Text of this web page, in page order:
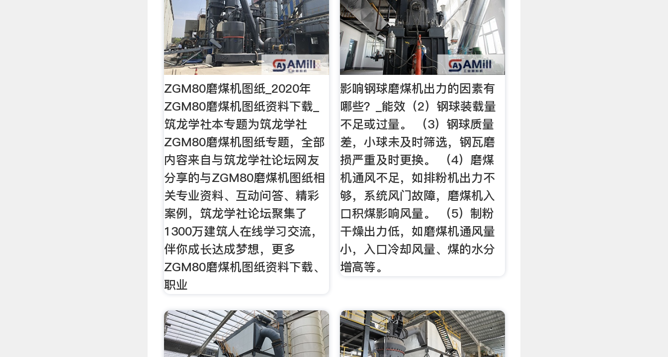
ZGM80磨煤机图纸_2020年
ZGM80磨煤机图纸资料下载_
筑龙学社本专题为筑龙学社
ZGM80磨煤机图纸专题，全部
内容来自与筑龙学社论坛网友
分享的与ZGM80磨煤机图纸相
关专业资料、互动问答、精彩
案例，筑龙学社论坛聚集了
1300万建筑人在线学习交流，
伴你成长达成梦想，更多
ZGM80磨煤机图纸资料下载、
职业
影响钢球磨煤机出力的因素有
哪些？_能效（2）钢球装载量
不足或过量。 （3）钢球质量
差，小球未及时筛选，钢瓦磨
损严重及时更换。 （4）磨煤
机通风不足，如排粉机出力不
够，系统风门故障，磨煤机入
口积煤影响风量。 （5）制粉
干燥出力低，如磨煤机通风量
小，入口冷却风量、煤的水分
增高等。